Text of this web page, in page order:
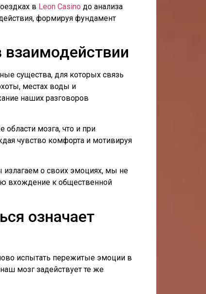
в Leon Casino до анализа
формируя фундамент
взаимодействии
существа, для которых связь
местах воды и
наших разговоров
области мозга, что и при
чувство комфорта и мотивируя
о своих эмоциях, мы не
вхождение к общественной
означает
испытать пережитые эмоции в
мозг задействует те же